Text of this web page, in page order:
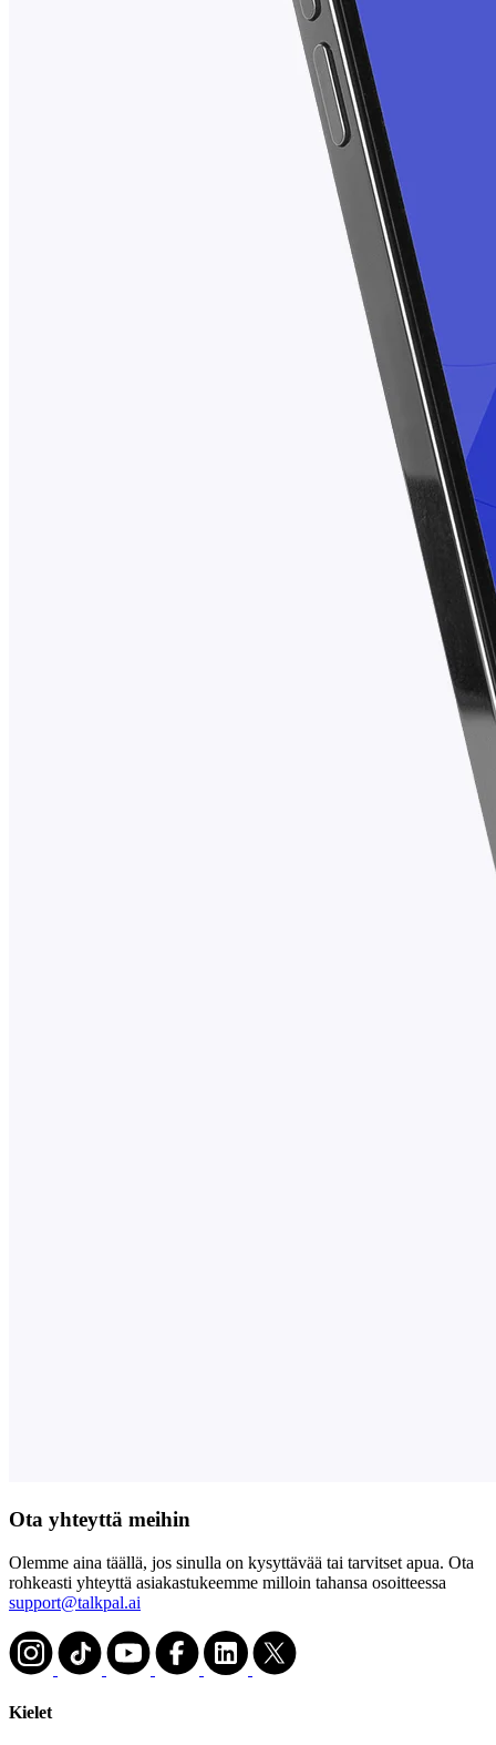
Ota yhteyttä meihin
Olemme aina täällä, jos sinulla on kysyttävää tai tarvitset apua. Ota
rohkeasti yhteyttä asiakastukeemme milloin tahansa osoitteessa
support@talkpal.ai
Kielet